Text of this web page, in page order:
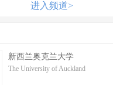
进入频道>
新西兰奥克兰大学
The University of Auckland